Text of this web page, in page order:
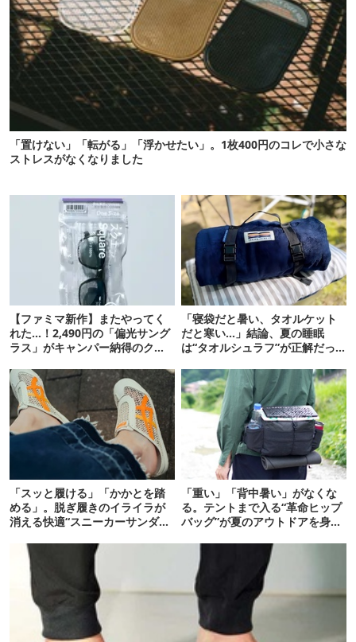
「置けない」「転がる」「浮かせたい」。1枚400円のコレで小さな
ストレスがなくなりました
【ファミマ新作】またやってく
れた…！2,490円の「偏光サング
ラス」がキャンパー納得のクオ
「寝袋だと暑い、タオルケット
だと寒い…」結論、夏の睡眠
は“タオルシュラフ”が正解だっ
「スッと履ける」「かかとを踏
める」。脱ぎ履きのイライラが
消える快適“スニーカーサンダ
「重い」「背中暑い」がなくな
る。テントまで入る“革命ヒップ
バッグ”が夏のアウトドアを身軽